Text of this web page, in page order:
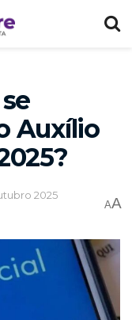
Auxílio
2025
AA